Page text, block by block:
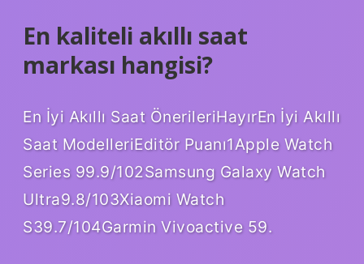
En kaliteli akıllı saat
markası hangisi?
En İyi Akıllı Saat ÖnerileriHayırEn İyi Akıllı
Saat ModelleriEditör Puanı1Apple Watch
Series 99.9/102Samsung Galaxy Watch
Ultra9.8/103Xiaomi Watch
S39.7/104Garmin Vivoactive 59.